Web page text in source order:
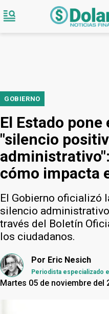
GOBIERNO
El Estado
"silencio
cómo impacta
El Gobierno oficializó
silencio
través del Boletín
los ciudadanos.
Por Eric Nesich
Periodista especializado
Martes 05 de noviembre del